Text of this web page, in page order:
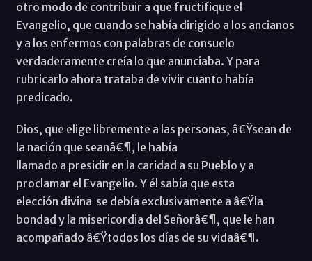
otro modo de contribuir a que fructifique el
Evangelio, que cuando se había dirigido a los ancianos
y a los enfermos con palabras de consuelo
verdaderamente creía lo que anunciaba. Y para
rubricarlo ahora trataba de vivir cuanto había
predicado.
Dios, que elige libremente a las personas, â€Ÿsean de
la nación que seanâ€¶, le había
llamado a presidir en la caridad a su Pueblo y a
proclamar el Evangelio. Y él sabía que esta
elección divina se debía exclusivamente a â€Ÿla
bondad y la misericordia del Señorâ€¶, que le han
acompañado â€Ÿtodos los días de su vidaâ€¶.